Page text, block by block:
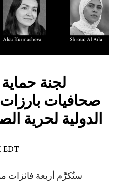
لجنة
صحافيات
الدولية لحرية
EDT
ستُكرَّم أربعة فائزات